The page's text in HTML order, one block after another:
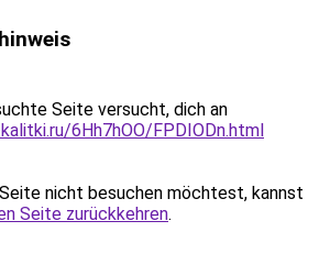
Seite versucht, dich an
6Hh7hOO/FPDIODn.html
nicht besuchen möchtest, kannst
Seite zurückkehren.